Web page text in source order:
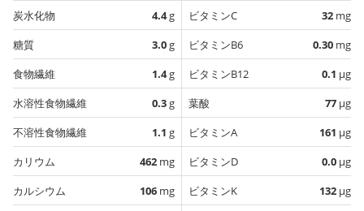
炭水化物
4.4g
糖質
3.0g
食物繊維
1.4g
水溶性食物繊維
0.3g
不溶性食物繊維
1.1 g
カリウム
462 mg
カルシウム
106 mg
ビタミンC
32 mg
ビタミンB6
0.30 mg
ビタミンB12
0.1 µg
葉酸
77 µg
ビタミンA
161 µg
ビタミンD
0.0 µg
ビタミンK
132 µg